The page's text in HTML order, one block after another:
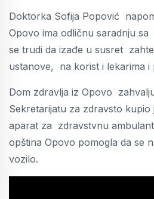
Doktorka Sofija Popović
Opovo ima odličnu saradnju
se trudi da izađe u susret
ustanove, na korist i lekarima i
Dom zdravlja iz Opovo
Sekretarijatu za zdravsto
aparat za zdravstvnu
opština Opovo pomogla da se
vozilo.